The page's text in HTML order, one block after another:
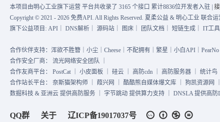
本项目由明心工业旗下运营 平台共收录了 3165 个接口 累计8836位开发者入驻 |
Copyright © 2021 - 2026 免费API. All Rights Reserved. 夏柔公益 & 明心工业 联合
旗下公益项目: API DNS解析 源码站 图床 团队文档 短链生成 IT工
合作伙伴支持：浑欲不胜簪｜小尘｜Cheese｜不配拥有｜繁星｜小白API｜
合作安全厂商： 流光网络安全团队
合作友商平台： PostCat 小皮面板 硅云 高防cdn 高防服务器 统计鸟
合作站长平台： 奈斯猫架构师 葭兴网 酷酷熊自媒体爆文库 狗凯资源网
数掘科技 & 亚洲云 提供高防服务 ｜ 字节跳动 提供算力支持 ｜ DNSLA 提供高
QQ群 关于 辽ICP备19017037号